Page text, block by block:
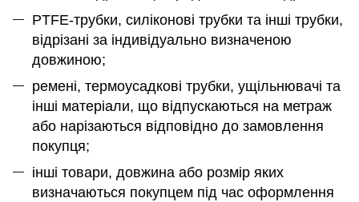
PTFE-трубки, силіконові трубки та інші трубки,
відрізані за індивідуально визначеною
довжиною;
ремені, термоусадкові трубки, ущільнювачі та
інші матеріали, що відпускаються на метраж
або нарізаються відповідно до замовлення
покупця;
інші товари, довжина або розмір яких
визначаються покупцем під час оформлення